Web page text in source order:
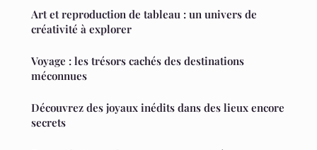
Art et reproduction de tableau : un univers de
créativité à explorer
Voyage : les trésors cachés des destinations
méconnues
Découvrez des joyaux inédits dans des lieux encore
secrets